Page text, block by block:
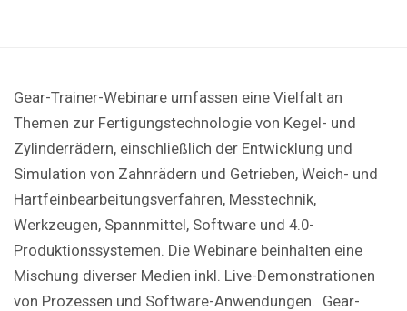
Gear-Trainer-Webinare umfassen eine Vielfalt an
Themen zur Fertigungstechnologie von Kegel- und
Zylinderrädern, einschließlich der Entwicklung und
Simulation von Zahnrädern und Getrieben, Weich- und
Hartfeinbearbeitungsverfahren, Messtechnik,
Werkzeugen, Spannmittel, Software und 4.0-
Produktionssystemen. Die Webinare beinhalten eine
Mischung diverser Medien inkl. Live-Demonstrationen
von Prozessen und Software-Anwendungen. Gear-